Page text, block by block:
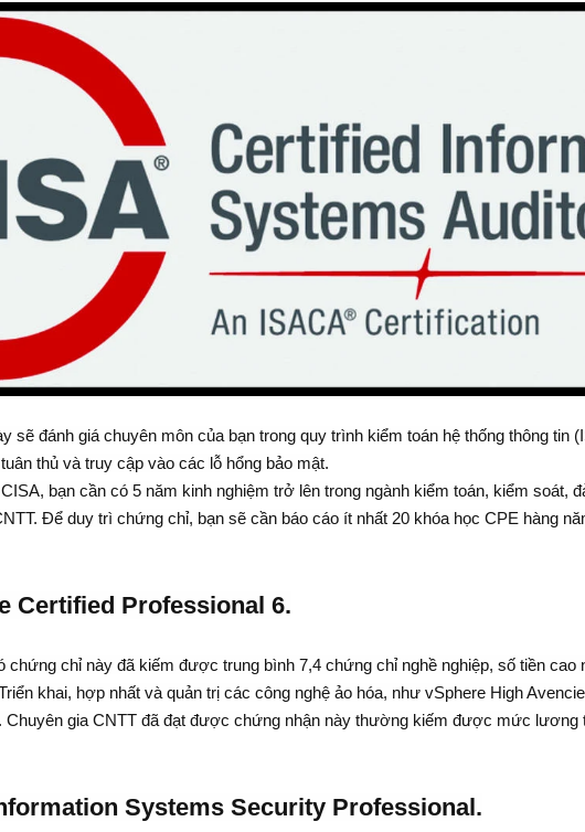
sẽ đánh giá chuyên môn của bạn trong quy trình kiểm toán hệ thống thông tin
thủ và truy cập vào các lỗ hổng bảo mật.
bạn cần có 5 năm kinh nghiệm trở lên trong ngành kiểm toán, kiểm soát,
Để duy trì chứng chỉ, bạn sẽ cần báo cáo ít nhất 20 khóa học CPE hàng
Certified Professional 6.
chứng chỉ này đã kiếm được trung bình 7,4 chứng chỉ nghề nghiệp, số tiền cao
khai, hợp nhất và quản trị các công nghệ ảo hóa, như vSphere High
Chuyên gia CNTT đã đạt được chứng nhận này thường kiếm được mức lương
Systems Security Professional.